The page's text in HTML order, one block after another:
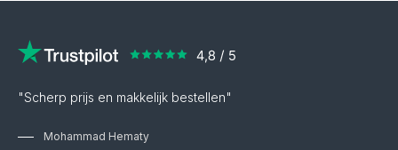
"Scherp prijs en makkelijk bestellen"
Mohammad Hematy